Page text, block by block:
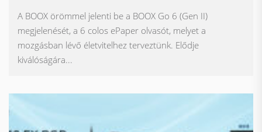
A BOOX örömmel jelenti be a BOOX Go 6 (Gen II)
megjelenését, a 6 colos ePaper olvasót, melyet a
mozgásban lévő életvitelhez terveztünk. Elődje
kiválóságára...